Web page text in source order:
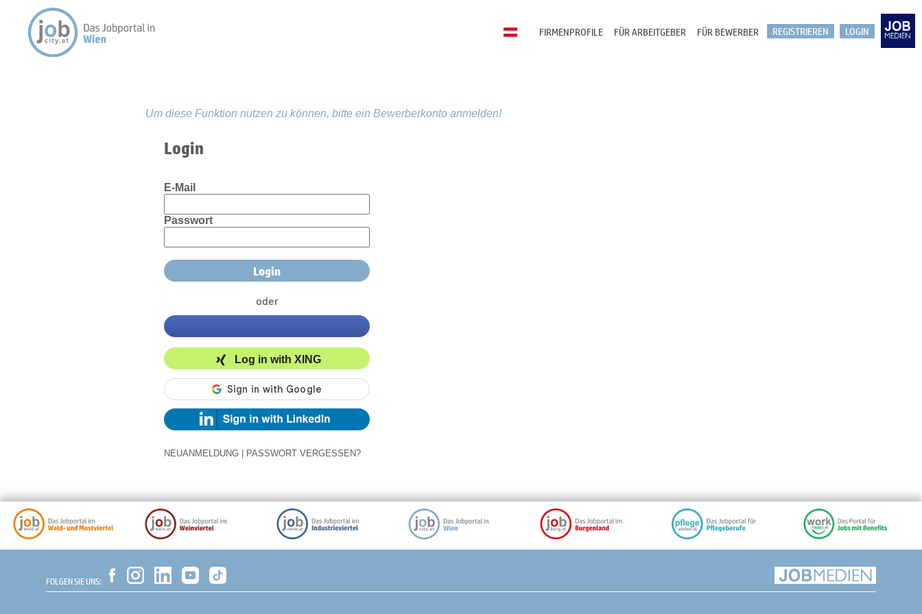
LOGIN
REGISTRIEREN
FÜR BEWERBER
FÜR ARBEITGEBER
FIRMENPROFILE
Um diese Funktion nutzen zu können, bitte ein Bewerberkonto anmelden!
Login
E-Mail
Passwort
oder
Log in with XING
NEUANMELDUNG PASSWORT VERGESSEN?
FOLGEN SIE UNS: